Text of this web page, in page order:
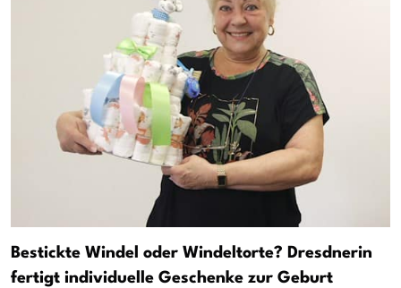
Bestickte Windel oder Windeltorte? Dresdnerin
fertigt individuelle Geschenke zur Geburt